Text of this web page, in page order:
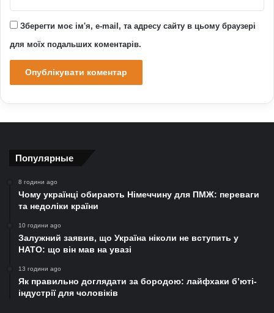
Зберегти моє ім'я, e-mail, та адресу сайту в цьому браузері
для моїх подальших коментарів.
Популярные
8 години ago
Чому українці обирають Німеччину для ПМЖ: переваги
та недоліки країни
10 години ago
Залужний заявив, що Україна ніколи не вступить у
НАТО: що він мав на увазі
13 години ago
Як правильно доглядати за бородою: лайфхаки б’юті-
індустрії для чоловіків